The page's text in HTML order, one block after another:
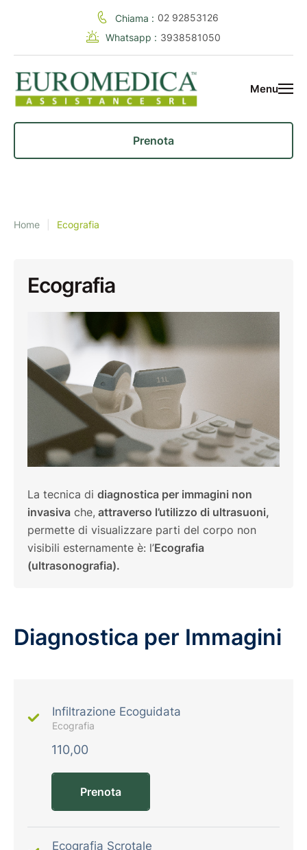
Chiama : 02 92853126
Whatsapp : 3938581050
Menu
Prenota
Home Ecografia
Ecografia
La tecnica di diagnostica per immagini non
invasiva che, attraverso l’utilizzo di ultrasuoni,
permette di visualizzare parti del corpo non
visibili esternamente è: l’Ecografia
(ultrasonografia).
Diagnostica per Immagini
Infiltrazione Ecoguidata
Ecografia
110,00
Prenota
Ecografia Scrotale